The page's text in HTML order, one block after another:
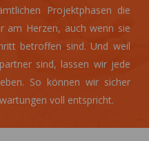
Projektphasen die
am Herzen, auch wenn sie
betroffen sind. Und weil
sind, lassen wir jede
So können wir sicher
voll entspricht.